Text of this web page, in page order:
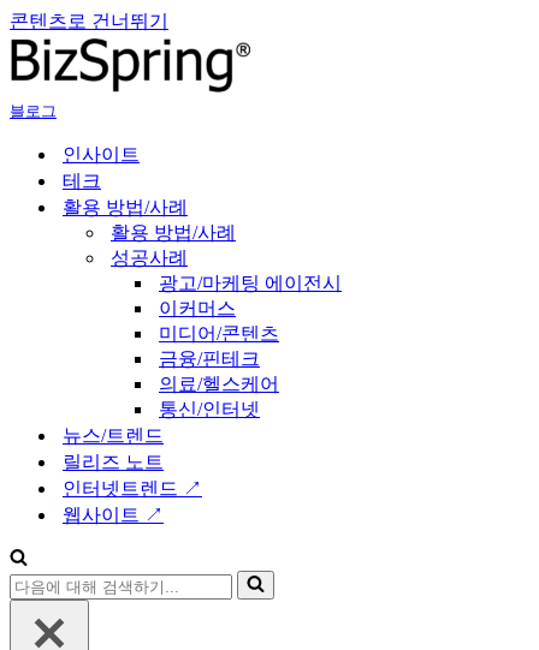
콘텐츠로 건너뛰기
블로그
인사이트
테크
활용 방법/사례
활용 방법/사례
성공사례
광고/마케팅 에이전시
이커머스
미디어/콘텐츠
금융/핀테크
의료/헬스케어
통신/인터넷
뉴스/트렌드
릴리즈 노트
인터넷트렌드 ↗
웹사이트 ↗
다
음